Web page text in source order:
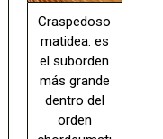
Craspedoso
matidea: es
el suborden
más grande
dentro del
orden